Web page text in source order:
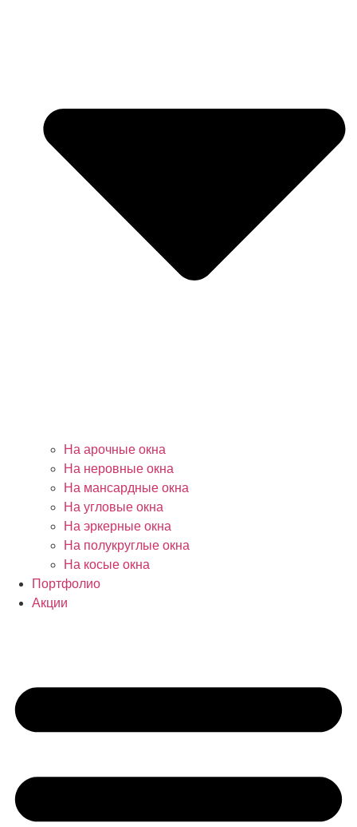
На арочные окна
На неровные окна
На мансардные окна
На угловые окна
На эркерные окна
На полукруглые окна
На косые окна
Портфолио
Акции